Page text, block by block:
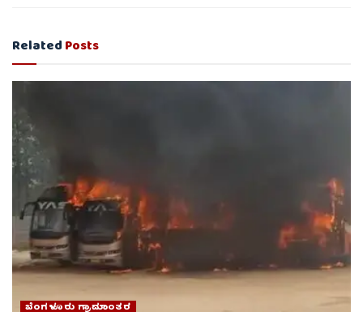
RelatedPosts
ಬೆಂಗಳೂರು ಗ್ರಾಮಾಂತರ